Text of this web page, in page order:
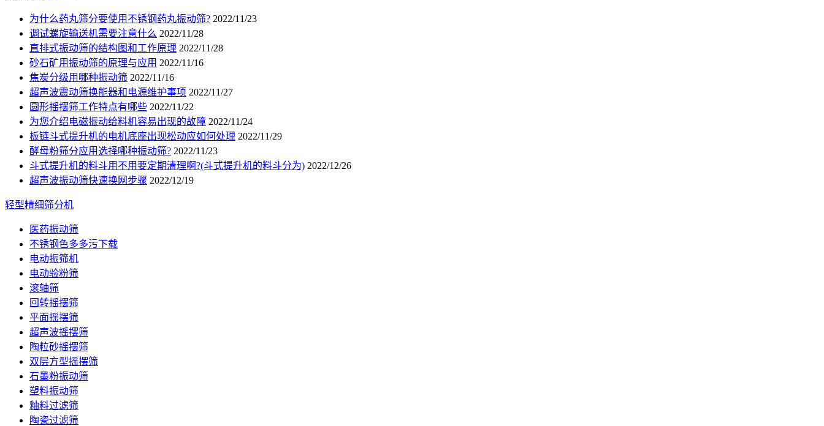
为什么药丸筛分要使用不锈钢药丸振动筛? 2022/11/23
调试螺旋输送机需要注意什么 2022/11/28
直排式振动筛的结构图和工作原理 2022/11/28
砂石矿用振动筛的原理与应用 2022/11/16
焦炭分级用哪种振动筛 2022/11/16
超声波震动筛换能器和电源维护事项 2022/11/27
圆形摇摆筛工作特点有哪些 2022/11/22
为您介绍电磁振动给料机容易出现的故障 2022/11/24
板链斗式提升机的电机底座出现松动应如何处理 2022/11/29
酵母粉筛分应用选择哪种振动筛? 2022/11/23
斗式提升机的料斗用不用要定期清理啊?(斗式提升机的料斗分为) 2022/12/26
超声波振动筛快速换网步骤 2022/12/19
轻型精细筛分机
医药振动筛
不锈钢色多多污下载
电动振筛机
电动验粉筛
滚轴筛
回转摇摆筛
平面摇摆筛
超声波摇摆筛
陶粒砂摇摆筛
双层方型摇摆筛
石墨粉振动筛
塑料振动筛
釉料过滤筛
陶瓷过滤筛